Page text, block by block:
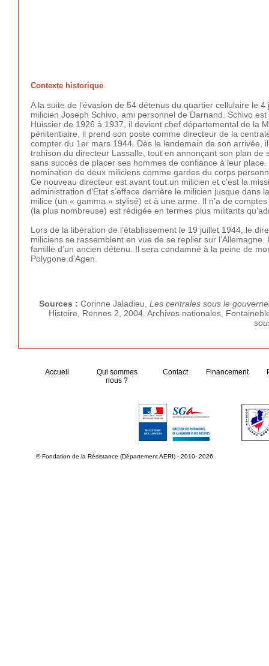
Contexte historique
A la suite de l’évasion de 54 détenus du quartier cellulaire le
milicien Joseph Schivo, ami personnel de Darnand. Schivo
Huissier de 1926 à 1937, il devient chef départemental de la
pénitentiaire, il prend son poste comme directeur de la
compter du 1er mars 1944. Dès le lendemain de son
trahison du directeur Lassalle, tout en annonçant son plan
sans succès de placer ses hommes de confiance à leur
nomination de deux miliciens comme gardes du corps
Ce nouveau directeur est avant tout un milicien et c’est la
administration d’Etat s’efface derrière le milicien jusque
milice (un « gamma » stylisé) et à une arme. Il n’a de
(la plus nombreuse) est rédigée en termes plus militants
Lors de la libération de l’établissement le 19 juillet 1944, le
miliciens se rassemblent en vue de se replier sur
famille d’un ancien détenu. Il sera condamné à la peine de
Polygone d’Agen.
Sources : Corinne Jaladieu, Les centrales sous le
Histoire, Rennes 2, 2004. Archives nationales,
Accueil
Qui sommes
nous ?
Contact Financement
© Fondation de la Résistance (Département AERI) - 2010- 2026